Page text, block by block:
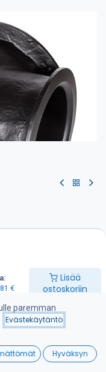
€
Lisää
ostoskoriin
Wishlist
paremman
Evästekäytäntö
Hyväksyn